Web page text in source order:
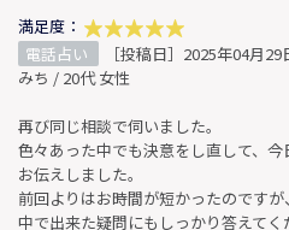
満足度：
電話占い
［投稿日］2025年04月29
みち / 20代 女性
再び同じ相談で伺いました。
色々あった中でも決意をし直して、
お伝えしました。
前回よりはお時間が短かったのです
中で出来た疑問にもしっかり答えてく